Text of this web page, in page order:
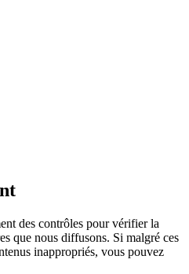
des contrôles pour vérifier la
que nous diffusons. Si malgré ces
inappropriés, vous pouvez